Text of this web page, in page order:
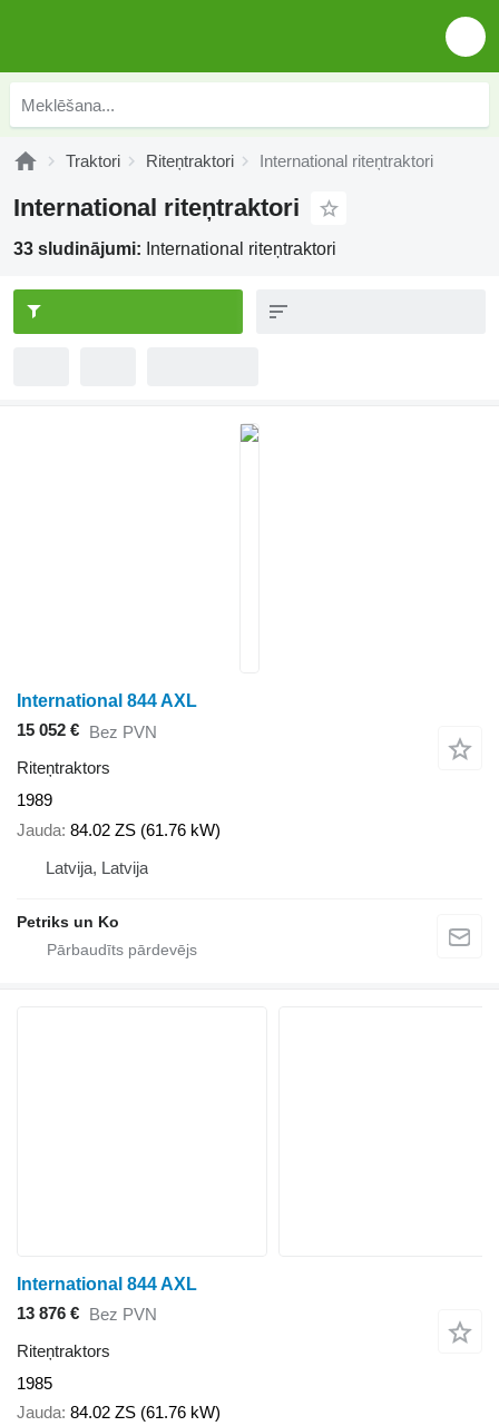
Traktori Riteņtraktori International riteņtraktori
International riteņtraktori
33 sludinājumi: International riteņtraktori
International 844 AXL
15 052 € Bez PVN
Riteņtraktors
1989
Jauda 84.02 ZS (61.76 kW)
Latvija, Latvija
Petriks un Ko
International 844 AXL
13 876 € Bez PVN
Riteņtraktors
1985
Jauda 84.02 ZS (61.76 kW)